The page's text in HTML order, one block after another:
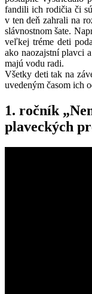
fandili ich rodičia či
v ten deň zahrali na
slávnostnom šate.
veľkej tréme deti
ako naozajstní plavci
majú vodu radi.
Všetky deti tak na
uvedeným časom ich
1. ročník
plaveckých